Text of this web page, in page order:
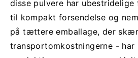
disse pulvere har ubestridelige
til kompakt forsendelse og
på tættere emballage, der
transportomkostningerne - har